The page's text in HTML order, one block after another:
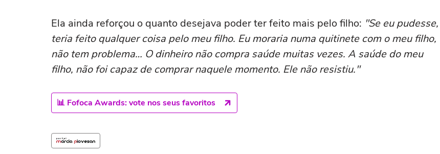
Ela ainda reforçou o quanto desejava poder ter feito mais pelo filho: "Se eu pudesse,
teria feito qualquer coisa pelo meu filho. Eu moraria numa quitinete com o meu filho,
não tem problema… O dinheiro não compra saúde muitas vezes. A saúde do meu
filho, não foi capaz de comprar naquele momento. Ele não resistiu."
📊 Fofoca Awards: vote nos seus favoritos